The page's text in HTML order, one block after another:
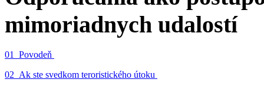
mimoriadnych udalostí
01_Povodeň
02_Ak ste svedkom teroristického útoku